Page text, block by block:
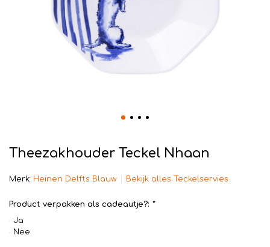
Theezakhouder Teckel Nhaan
Merk: Heinen Delfts Blauw Bekijk alles Teckelservies
Product verpakken als cadeautje?: *
Ja
Nee